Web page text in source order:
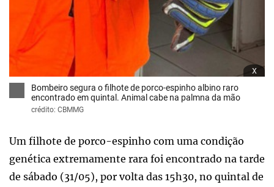
x
Bombeiro segura o filhote de porco-espinho albino raro
encontrado em quintal. Animal cabe na palmna da mão
crédito: CBMMG
Um filhote de porco-espinho com uma condição
genética extremamente rara foi encontrado na tarde
de sábado (31/05), por volta das 15h30, no quintal de